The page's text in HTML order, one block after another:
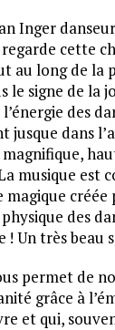
Inger
regarde cette
au long de la
le signe de la
des
dans
magnifique,
musique est
créée
des
! Un très beau
permet de
grâce à
et qui,